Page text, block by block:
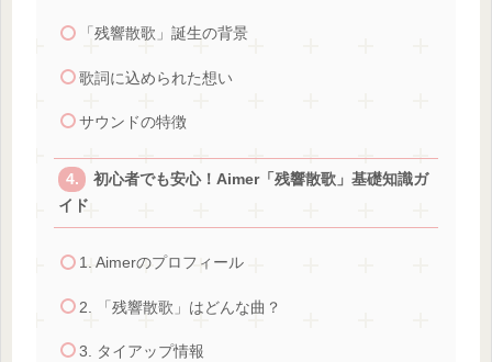
「残響散歌」誕生の背景
歌詞に込められた想い
サウンドの特徴
初心者でも安心！Aimer「残響散歌」基礎知識ガ
イド
1. Aimerのプロフィール
2. 「残響散歌」はどんな曲？
3. タイアップ情報